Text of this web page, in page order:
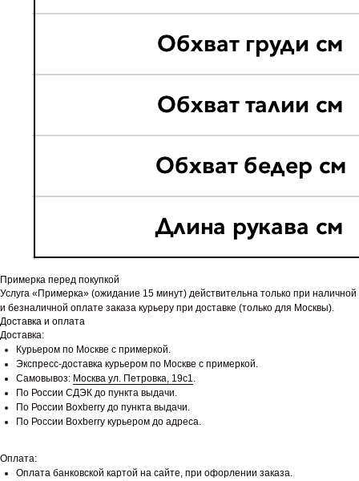
Примерка перед покупкой
Услуга «Примерка» (ожидание 15 минут) действительна только при наличной
и безналичной оплате заказа курьеру при доставке (только для Москвы).
Доставка и оплата
Доставка:
Курьером по Москве с примеркой.
Экспресс-доставка курьером по Москве с примеркой.
Самовывоз: Москва ул. Петровка, 19с1.
По России СДЭК до пункта выдачи.
По России Boxberry до пункта выдачи.
По России Boxberry курьером до адреса.
Оплата:
Оплата банковской картой на сайте, при офорлении заказа.